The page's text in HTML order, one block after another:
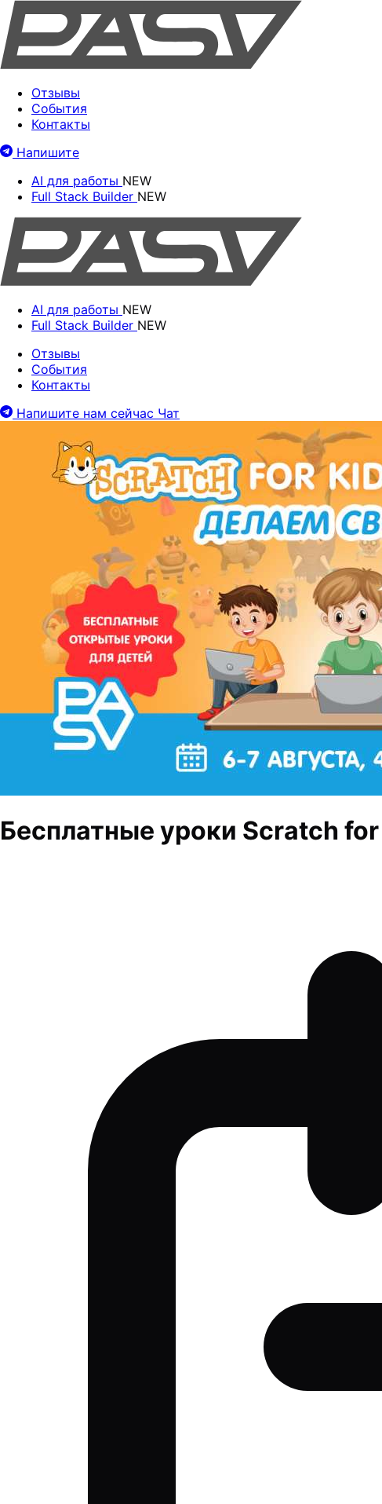
Отзывы
События
Контакты
Напишите
AI для работы NEW
Full Stack Builder NEW
AI для работы NEW
Full Stack Builder NEW
Отзывы
События
Контакты
Напишите нам сейчас Чат
Бесплатные уроки Scratch